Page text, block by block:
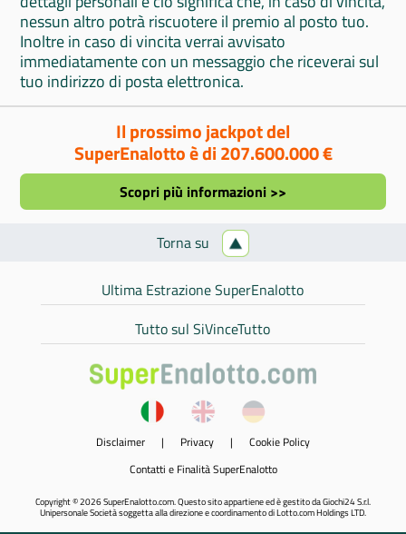
nessun altro potrà riscuotere il premio al posto tuo.
Inoltre in caso di vincita verrai avvisato
immediatamente con un messaggio che riceverai sul
tuo indirizzo di posta elettronica.
Il prossimo jackpot del
SuperEnalotto è di 207.600.000 €
Scopri più informazioni >>
Torna su
Ultima Estrazione SuperEnalotto
Tutto sul SiVinceTutto
Disclaimer | Privacy | Cookie Policy
Contatti e Finalità SuperEnalotto
Copyright © 2026 SuperEnalotto.com. Questo sito appartiene ed è gestito da Giochi24 S.r.l.
Unipersonale Società soggetta alla direzione e coordinamento di Lotto.com Holdings LTD.